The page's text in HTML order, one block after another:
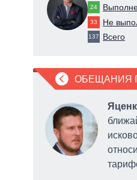
24
33 Не
137 Всего
ОБЕЩАНИЯ